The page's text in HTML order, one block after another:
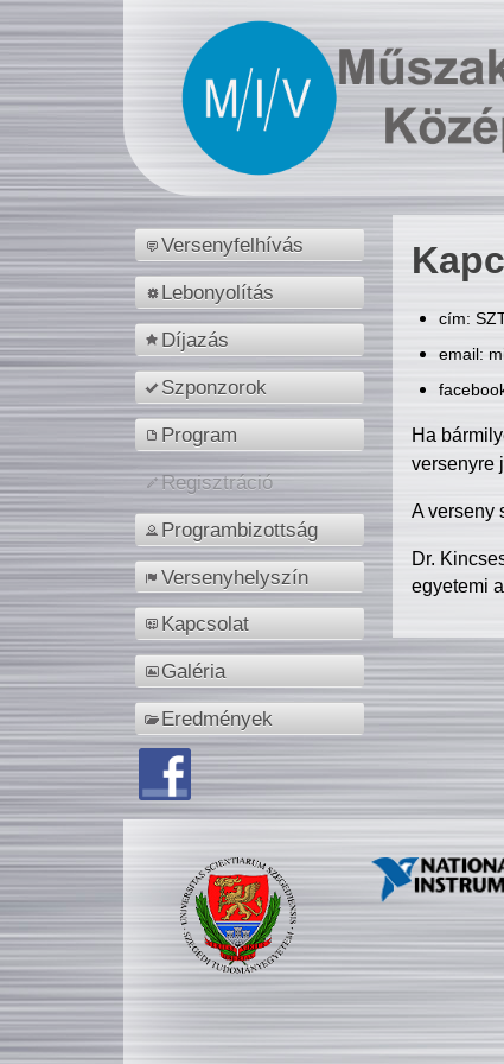
Versenyfelhívás
Lebonyolítás
Díjazás
Szponzorok
Program
Regisztráció
Programbizottság
Versenyhelyszín
Kapcsolat
Galéria
Eredmények
cím:
email:
Ha
versenyre
A verseny
Dr.
egyetemi